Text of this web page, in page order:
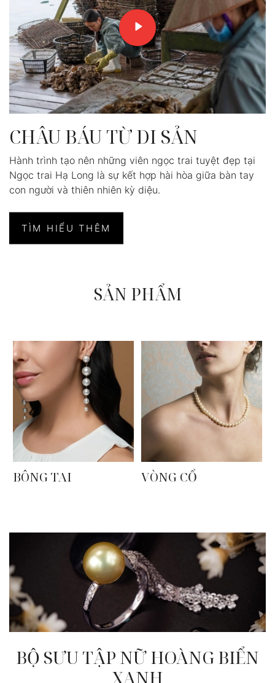
CHÂU BÁU TỪ DI SẢN
Hành trình tạo nên những viên ngọc trai tuyệt đẹp tại
Ngọc trai Hạ Long là sự kết hợp hài hòa giữa bàn tay
con người và thiên nhiên kỳ diệu.
TÌM HIỂU THÊM
SẢN PHẨM
BÔNG TAI VÒNG CỔ
BỘ SƯU TẬP NỮ HOÀNG BIỂN
XANH